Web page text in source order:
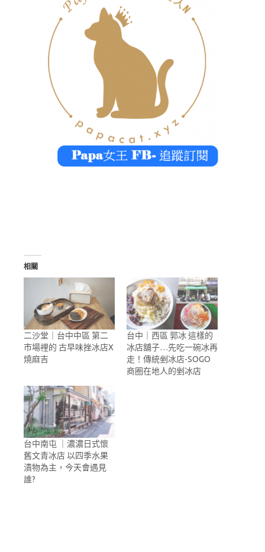
相關
二沙堂｜台中中區 第二
市場裡的 古早味挫冰店X
燒麻吉
台中｜西區 郭冰 這樣的
冰店舖子…先吃一碗冰再
走！傳統剉冰店-SOGO
商圈在地人的剉冰店
台中南屯 ｜濃濃日式懷
舊文青冰店 以四季水果
漬物為主，今天會遇見
誰?